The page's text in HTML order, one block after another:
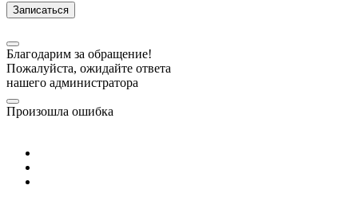
Записаться
Благодарим за обращение!
Пожалуйста, ожидайте ответа
нашего администратора
Произошла ошибка